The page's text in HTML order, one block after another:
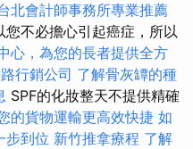
北會計師事務所專業推薦
不必擔心引起癌症，所以
心，為您的長者提供全方
行銷公司 了解骨灰罈的種
SPF的化妝整天不提供精確
的貨物運輸更高效快捷 如
步到位 新竹推拿療程 了解